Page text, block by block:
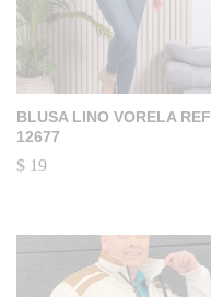
BLUSA LINO VORELA REF
12677
$ 19